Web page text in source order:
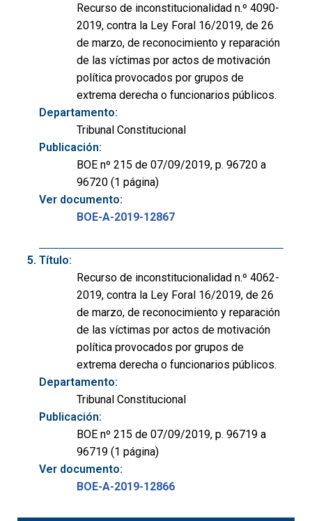
Recurso de inconstitucionalidad n.º 4090-
2019, contra la Ley Foral 16/2019, de 26
de marzo, de reconocimiento y reparación
de las víctimas por actos de motivación
política provocados por grupos de
extrema derecha o funcionarios públicos.
Departamento:
Tribunal Constitucional
Publicación:
BOE nº 215 de 07/09/2019, p. 96720 a
96720 (1 página)
Ver documento:
BOE-A-2019-12867
Título:
Recurso de inconstitucionalidad n.º 4062-
2019, contra la Ley Foral 16/2019, de 26
de marzo, de reconocimiento y reparación
de las víctimas por actos de motivación
política provocados por grupos de
extrema derecha o funcionarios públicos.
Departamento:
Tribunal Constitucional
Publicación:
BOE nº 215 de 07/09/2019, p. 96719 a
96719 (1 página)
Ver documento:
BOE-A-2019-12866